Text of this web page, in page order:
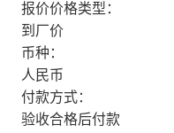
报价价格类型：
到厂价
币种：
人民币
付款方式：
验收合格后付款